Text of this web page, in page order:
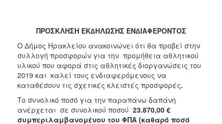
2020
2019
2018
2017
2016
2015
2013
ΠΡΟΣΚΛΗΣΗ ΕΚ∆ΗΛΩΣΗΣ ΕΝ∆ΙΑΦΕΡΟΝΤΟΣ
Ο ∆ήμος Ηρακλείου ανακοινώνει ότι θα προβεί στην
συλλογή προσφορών για την προμήθεια αθλητικού
υλικού που αφορά στις αθλητικές διοργανώσεις του
2019 και καλεί τους ενδιαφερόμενους να
καταθέσουν τις σχετικές κλειστές προσφορές.
Το συνολικό ποσό για την παραπάνω δαπάνη
ανέρχεται σε συνολικού ποσού 23.870,00 €
συμπεριλαμβανομένου του ΦΠΑ (καθαρό ποσό